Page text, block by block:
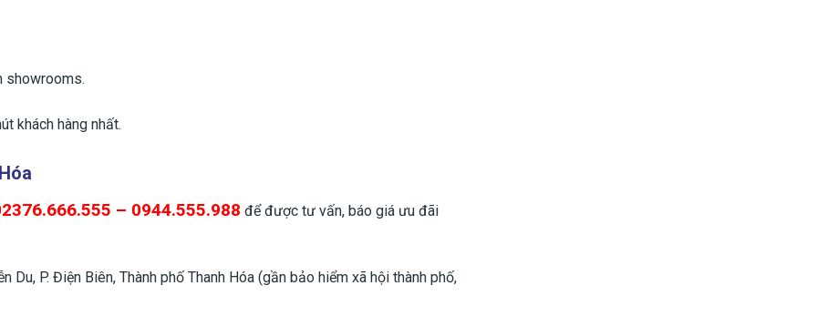
showrooms.
khách hàng nhất.
– 0944.555.988 để được tư vấn, báo giá ưu đãi
P. Điện Biên, Thành phố Thanh Hóa (gần bảo hiểm xã hội thành phố,